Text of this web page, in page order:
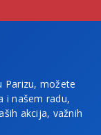
Parizu, možete
i našem radu,
akcija, važnih